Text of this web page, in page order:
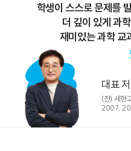
학생이 스스로 문제를
더 깊이 있게 과
재미있는 과학 교
대표
(전) 세현
2007,